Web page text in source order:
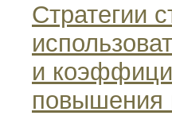
Стратегии
и
повышения